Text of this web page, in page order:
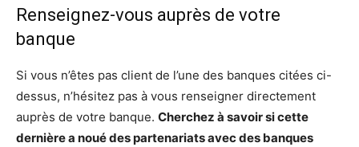
Renseignez-vous auprès de votre
banque
Si vous n’êtes pas client de l’une des banques citées ci-
dessus, n’hésitez pas à vous renseigner directement
auprès de votre banque. Cherchez à savoir si cette
dernière a noué des partenariats avec des banques